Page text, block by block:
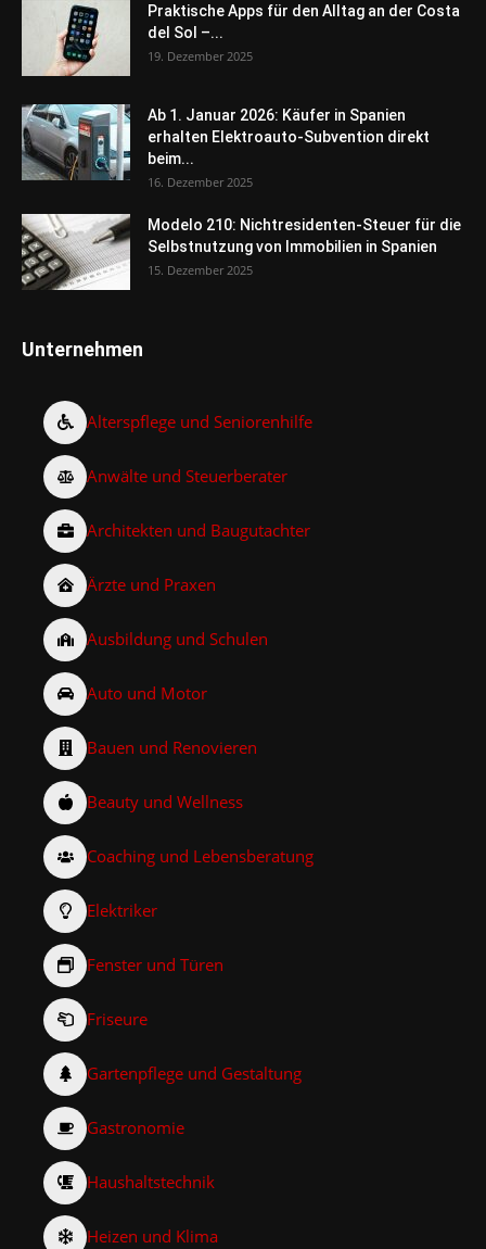
Praktische Apps für den Alltag an der Costa
del Sol –...
19. Dezember 2025
Ab 1. Januar 2026: Käufer in Spanien
erhalten Elektroauto-Subvention direkt
beim...
16. Dezember 2025
Modelo 210: Nichtresidenten-Steuer für die
Selbstnutzung von Immobilien in Spanien
15. Dezember 2025
Unternehmen
Alterspflege und Seniorenhilfe
Anwälte und Steuerberater
Architekten und Baugutachter
Ärzte und Praxen
Ausbildung und Schulen
Auto und Motor
Bauen und Renovieren
Beauty und Wellness
Coaching und Lebensberatung
Elektriker
Fenster und Türen
Friseure
Gartenpflege und Gestaltung
Gastronomie
Haushaltstechnik
Heizen und Klima